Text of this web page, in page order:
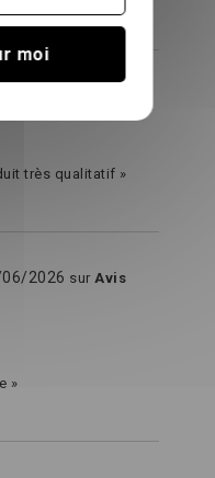
très qualitatif »
2026 surAvis
»
moi